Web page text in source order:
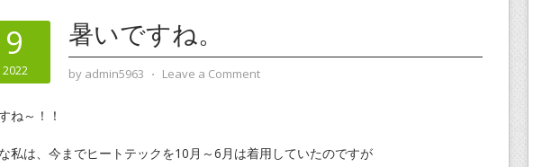
2022
暑いですね。
by admin5963 ⋅ Leave a Comment
ね～！！
私は、今までヒートテックを10月～6月は着用していたのですが